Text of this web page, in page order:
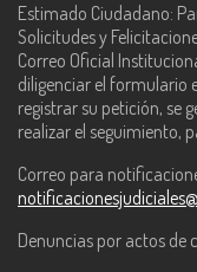
Estimado Ciudadano:
Solicitudes y
Correo Oficial
diligenciar el formulario
registrar su petición, se
realizar el seguimiento,
Correo para
Denuncias por actos de